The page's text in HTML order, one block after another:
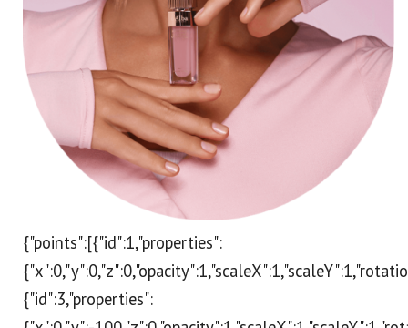
{"points":[{"id":1,"properties":
{"id":3,"properties":